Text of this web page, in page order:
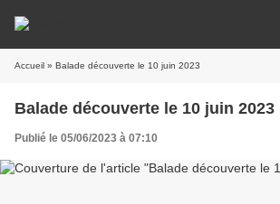
Accueil » Balade découverte le 10 juin 2023
Balade découverte le 10 juin 2023
Publié le 05/06/2023 à 07:10